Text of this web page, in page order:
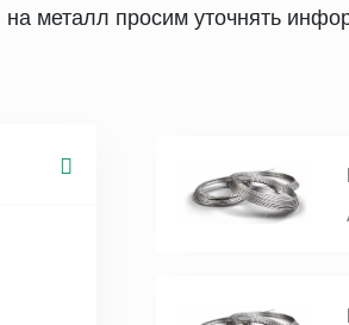
на металл просим уточнять